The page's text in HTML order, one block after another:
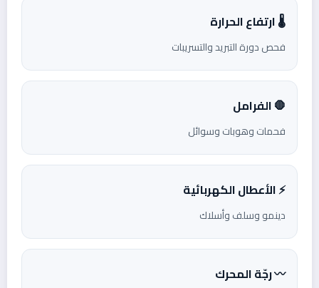
🌡️ ارتفاع الحرارة
فحص دورة التبريد والتسريبات
🛑 الفرامل
فحمات وهوبات وسوائل
⚡ الأعطال الكهربائية
دينمو وسلف وأسلاك
〰️ رجّة المحرك